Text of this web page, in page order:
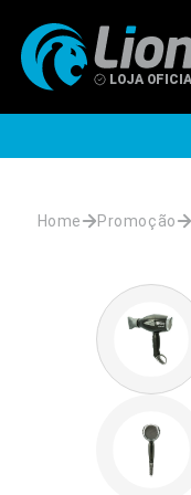
para o
conteúdo
Home Promoção